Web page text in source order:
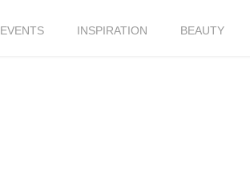
EVENTS INSPIRATION BEAUTY